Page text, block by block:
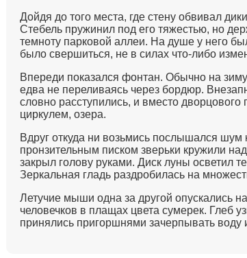
Дойдя до того места, где стену обвивал
Стебель пружинил под его тяжестью, но
темноту парковой аллеи. На душе у него
было свершиться, не в силах что-либо
Впереди показался фонтан. Обычно на
едва не переливаясь через бордюр.
словно расступились, и вместо дворцового
циркулем, озера.
Вдруг откуда ни возьмись послышался
пронзительным писком зверьки кружили
закрыл голову руками. Диск луны осветил
Зеркальная гладь раздробилась на
Летучие мыши одна за другой опускались
человечков в плащах цвета сумерек. Глеб
принялись пригоршнями зачерпывать воду